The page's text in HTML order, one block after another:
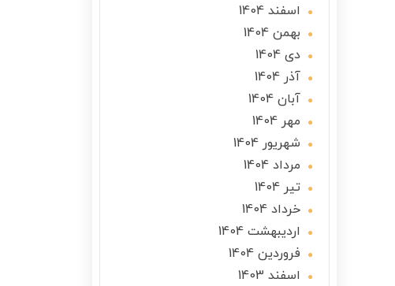
اسفند 1404
بهمن 1404
دی 1404
آذر 1404
آبان 1404
مهر 1404
شهریور 1404
مرداد 1404
تير 1404
خرداد 1404
ارديبهشت 1404
فروردین 1404
اسفند 1403